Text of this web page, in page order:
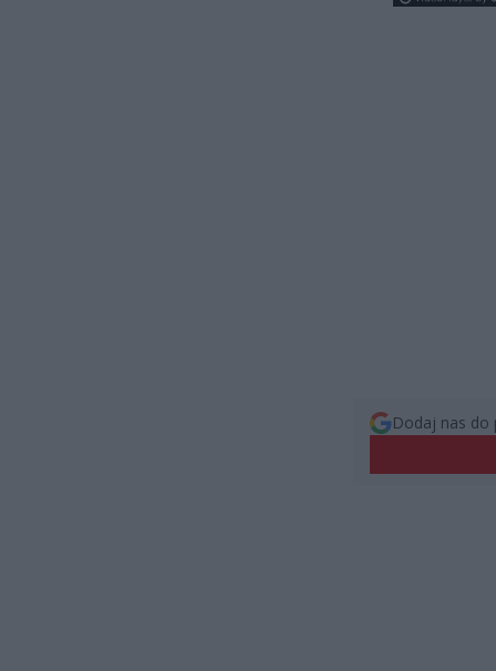
Dodaj nas do